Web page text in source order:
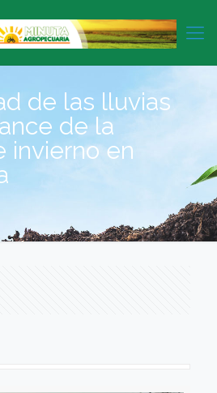
de las lluvias
de la
invierno en